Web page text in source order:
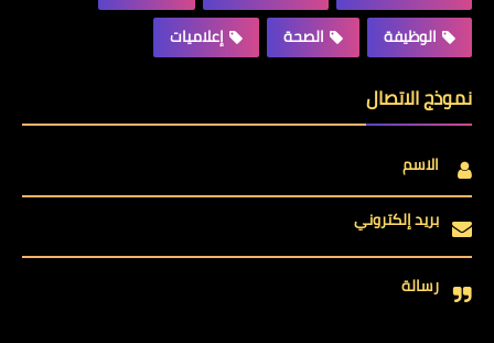
الوظيفة
الصحة إعلاميات
نموذج الاتصال
الاسم
بريد إلكتروني
رسالة